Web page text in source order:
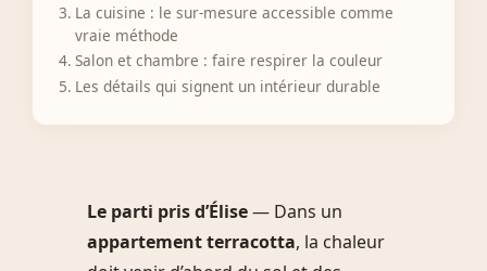
La cuisine : le sur-mesure accessible comme
vraie méthode
Salon et chambre : faire respirer la couleur
Les détails qui signent un intérieur durable
Le parti pris d’Élise— Dans un
appartement terracotta, la chaleur